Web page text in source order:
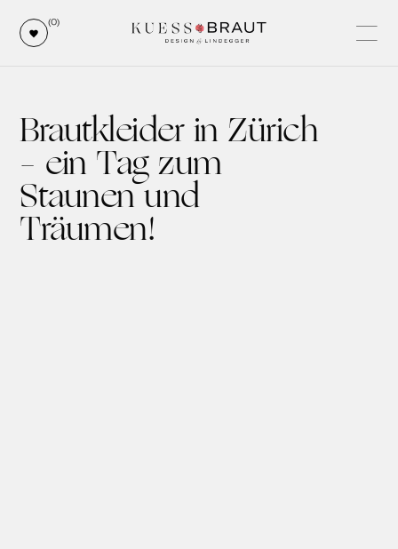
(0)
Brautkleider in Zürich
– ein Tag zum
Staunen und
Träumen!